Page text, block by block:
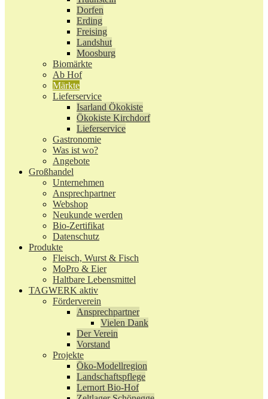
Dorfen
Erding
Freising
Landshut
Moosburg
Biomärkte
Ab Hof
Märkte
Lieferservice
Isarland Ökokiste
Ökokiste Kirchdorf
Lieferservice
Gastronomie
Was ist wo?
Angebote
Großhandel
Unternehmen
Ansprechpartner
Webshop
Neukunde werden
Bio-Zertifikat
Datenschutz
Produkte
Fleisch, Wurst & Fisch
MoPro & Eier
Haltbare Lebensmittel
TAGWERK aktiv
Förderverein
Ansprechpartner
Vielen Dank
Der Verein
Vorstand
Projekte
Öko-Modellregion
Landschaftspflege
Lernort Bio-Hof